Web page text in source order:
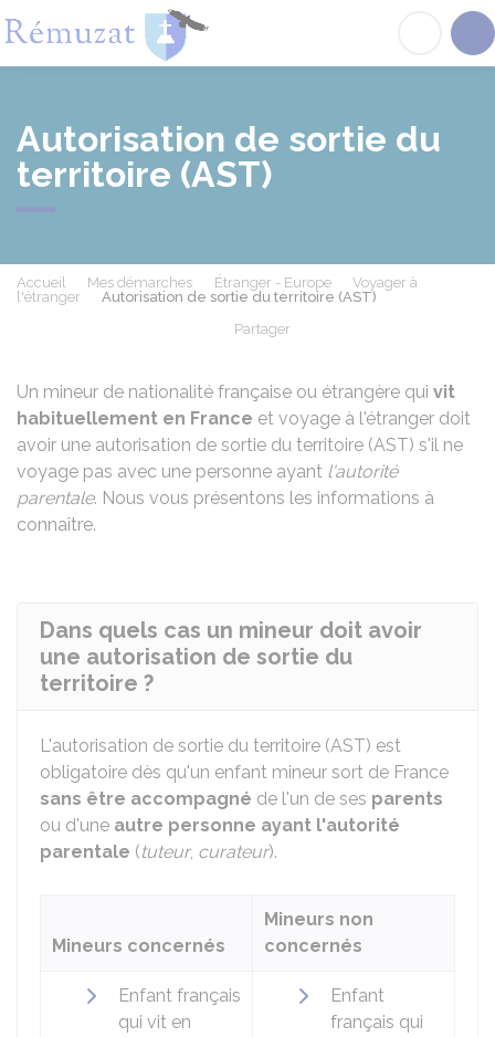
Autorisation de sortie du
territoire (AST)
Accueil Mes démarches Étranger - Europe
Voyager à
l'étranger
Autorisation de sortie du territoire (AST)
Partager
Un mineur de nationalité française ou étrangère qui vit
habituellement en France et voyage à l'étranger doit
avoir une autorisation de sortie du territoire (AST) s'il ne
voyage pas avec une personne ayant l'autorité
parentale. Nous vous présentons les informations à
connaître.
Dans quels cas un mineur doit avoir
une autorisation de sortie du
territoire ?
L'autorisation de sortie du territoire (AST) est
obligatoire dès qu'un enfant mineur sort de France
sans être accompagné de l'un de ses parents
ou d'une autre personne ayant l'autorité
parentale (tuteur, curateur).
Mineurs concernés
Mineurs non
concernés
Enfant français
qui vit en
Enfant
français qui